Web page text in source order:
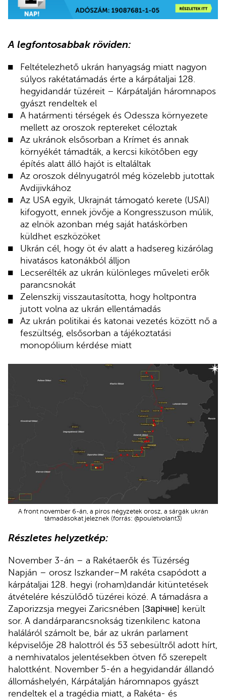
A legfontosabbak röviden:
Feltételezhető ukrán hanyagság miatt nagyon
súlyos rakétatámadás érte a kárpátaljai 128.
hegyidandár tüzéreit – Kárpátalján háromnapos
gyászt rendeltek el
A határmenti térségek és Odessza környezete
mellett az oroszok reptereket céloztak
Az ukránok elsősorban a Krímet és annak
környékét támadták, a kercsi kikötőben egy
építés alatt álló hajót is eltaláltak
Az oroszok délnyugatról még közelebb jutottak
Avdijivkához
Az USA egyik, Ukrajnát támogató kerete (USAI)
kifogyott, ennek jövője a Kongresszuson múlik,
az elnök azonban még saját hatáskörben
küldhet eszközöket
Ukrán cél, hogy öt év alatt a hadsereg kizárólag
hivatásos katonákból álljon
Lecserélték az ukrán különleges műveleti erők
parancsnokát
Zelenszkij visszautasította, hogy holtpontra
jutott volna az ukrán ellentámadás
Az ukrán politikai és katonai vezetés között nő a
feszültség, elsősorban a tájékoztatási
monopólium kérdése miatt
A front november 6-án, a piros négyzetek orosz, a sárgák ukrán
támadásokat jeleznek (forrás: @pouletvolant3)
Részletes helyzetkép:
November 3-án – a Rakétaerők és Tüzérség
Napján – orosz Iszkander–M rakéta csapódott a
kárpátaljai 128. hegyi (roham)dandár kitüntetések
átvételére készülődő tüzérei közé. A támadásra a
Zaporizzsja megyei Zaricsnében [Зарічне] került
sor. A dandárparancsnokság tizenkilenc katona
haláláról számolt be, bár az ukrán parlament
képviselője 28 halottról és 53 sebesültről adott hírt,
a nemhivatalos jelentésekben ötven fő szerepelt
halottként. November 5-én a hegyidandár állandó
állomáshelyén, Kárpátalján háromnapos gyászt
rendeltek el a tragédia miatt, a Rakéta- és